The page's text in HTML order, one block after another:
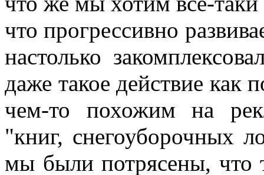
что прогрессивно
настолько
даже такое действие как
чем-то похожим на
"книг, снегоуборочных
мы были потрясены, что